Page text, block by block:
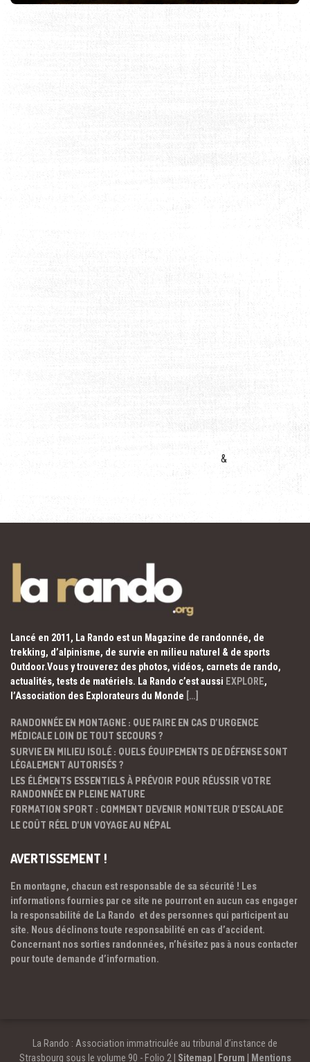
&
Lancé en 2011, La Rando est un Magazine de randonnée, de
trekking, d’alpinisme, de survie en milieu naturel & de sports
Outdoor.Vous y trouverez des photos, vidéos, carnets de rando,
actualités, tests de matériels. La Rando c’est aussi EXPLORE,
l’Association des Explorateurs du Monde […]
RANDONNÉE EN MONTAGNE : QUE FAIRE EN CAS D’URGENCE
MÉDICALE LOIN DE TOUT SECOURS ?
SURVIE EN MILIEU ISOLÉ : QUELS ÉQUIPEMENTS DE DÉFENSE SONT
LÉGALEMENT AUTORISÉS ?
LES ÉLÉMENTS ESSENTIELS À PRÉVOIR POUR RÉUSSIR VOTRE
RANDONNÉE EN PLEINE NATURE
FORMATION SPORT : COMMENT DEVENIR MONITEUR D’ESCALADE
LE COÛT RÉEL D’UN VOYAGE AU NÉPAL
AVERTISSEMENT !
En montagne, chacun est responsable de sa sécurité ! Les
informations fournies par ce site ne pourront en aucun cas engager
la responsabilité de La Rando et des personnes qui participent au
site. Nous déclinons toute responsabilité en cas d’accident.
Concernant nos sorties randonnées, n’hésitez pas à nous contacter
pour toute demande d’information.
La Rando : Association immatriculée au tribunal d’instance de
Strasbourg sous le volume 90 - Folio 2 | Sitemap| Forum Mentions